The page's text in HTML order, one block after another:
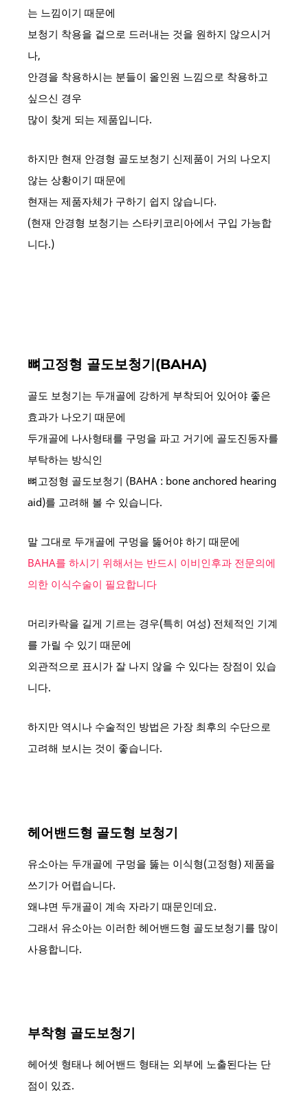
는 느낌이기 때문에
보청기 착용을 겉으로 드러내는 것을 원하지 않으시거
나,
안경을 착용하시는 분들이 올인원 느낌으로 착용하고
싶으신 경우
많이 찾게 되는 제품입니다.
하지만 현재 안경형 골도보청기 신제품이 거의 나오지
않는 상황이기 때문에
현재는 제품자체가 구하기 쉽지 않습니다.
(현재 안경형 보청기는 스타키코리아에서 구입 가능합
니다.)
뼈고정형 골도보청기(BAHA)
골도 보청기는 두개골에 강하게 부착되어 있어야 좋은
효과가 나오기 때문에
두개골에 나사형태를 구멍을 파고 거기에 골도진동자를
부탁하는 방식인
뼈고정형 골도보청기 (BAHA : bone anchored hearing
aid)를 고려해 볼 수 있습니다.
말 그대로 두개골에 구멍을 뚫어야 하기 때문에
BAHA를 하시기 위해서는 반드시 이비인후과 전문의에
의한 이식수술이 필요합니다
머리카락을 길게 기르는 경우(특히 여성) 전체적인 기계
를 가릴 수 있기 때문에
외관적으로 표시가 잘 나지 않을 수 있다는 장점이 있습
니다.
하지만 역시나 수술적인 방법은 가장 최후의 수단으로
고려해 보시는 것이 좋습니다.
헤어밴드형 골도형 보청기
유소아는 두개골에 구멍을 뚫는 이식형(고정형) 제품을
쓰기가 어렵습니다.
왜냐면 두개골이 계속 자라기 때문인데요.
그래서 유소아는 이러한 헤어밴드형 골도보청기를 많이
사용합니다.
부착형 골도보청기
헤어셋 형태나 헤어밴드 형태는 외부에 노출된다는 단
점이 있죠.